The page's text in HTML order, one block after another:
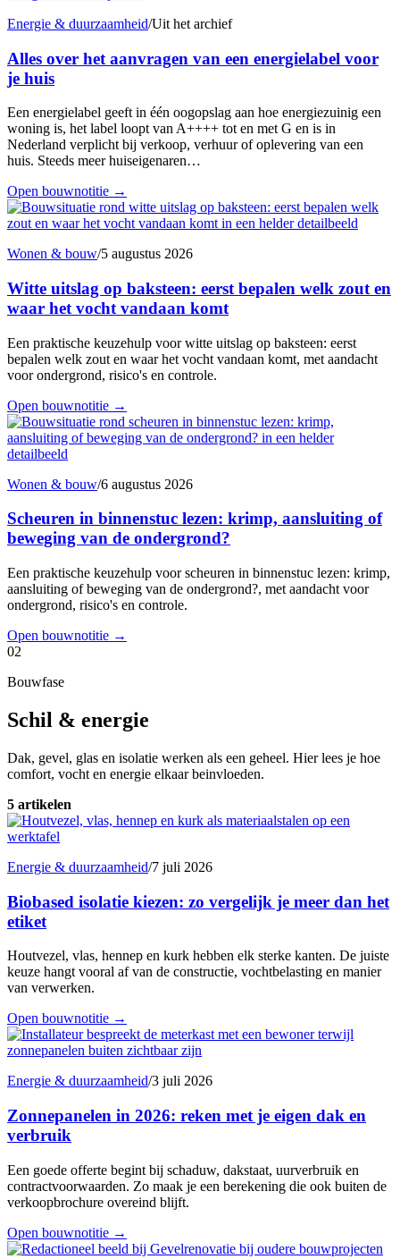
Energie & duurzaamheid/Uit het archief
Alles over het aanvragen van een energielabel voor
je huis
Een energielabel geeft in één oogopslag aan hoe energiezuinig een
woning is, het label loopt van A++++ tot en met G en is in
Nederland verplicht bij verkoop, verhuur of oplevering van een
huis. Steeds meer huiseigenaren…
Open bouwnotitie →
Wonen & bouw/5 augustus 2026
Witte uitslag op baksteen: eerst bepalen welk zout en
waar het vocht vandaan komt
Een praktische keuzehulp voor witte uitslag op baksteen: eerst
bepalen welk zout en waar het vocht vandaan komt, met aandacht
voor ondergrond, risico's en controle.
Open bouwnotitie →
Wonen & bouw/6 augustus 2026
Scheuren in binnenstuc lezen: krimp, aansluiting of
beweging van de ondergrond?
Een praktische keuzehulp voor scheuren in binnenstuc lezen: krimp,
aansluiting of beweging van de ondergrond?, met aandacht voor
ondergrond, risico's en controle.
Open bouwnotitie →
02
Bouwfase
Schil & energie
Dak, gevel, glas en isolatie werken als een geheel. Hier lees je hoe
comfort, vocht en energie elkaar beinvloeden.
5 artikelen
Energie & duurzaamheid/7 juli 2026
Biobased isolatie kiezen: zo vergelijk je meer dan het
etiket
Houtvezel, vlas, hennep en kurk hebben elk sterke kanten. De juiste
keuze hangt vooral af van de constructie, vochtbelasting en manier
van verwerken.
Open bouwnotitie →
Energie & duurzaamheid/3 juli 2026
Zonnepanelen in 2026: reken met je eigen dak en
verbruik
Een goede offerte begint bij schaduw, dakstaat, uurverbruik en
contractvoorwaarden. Zo maak je een berekening die ook buiten de
verkoopbrochure overeind blijft.
Open bouwnotitie →